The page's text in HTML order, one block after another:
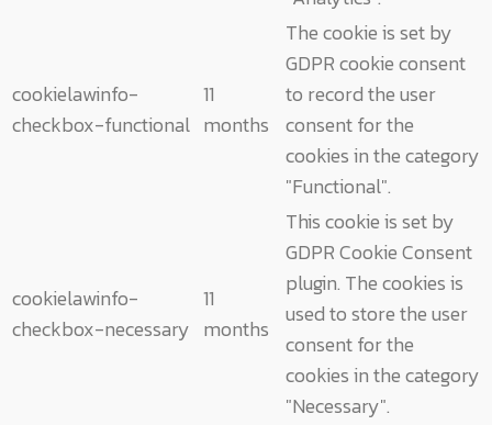
cookielawinfo-
checkbox-functional
11
months
The cookie is set by
GDPR cookie consent
to record the user
consent for the
cookies in the category
"Functional".
cookielawinfo-
checkbox-necessary
11
months
This cookie is set by
GDPR Cookie Consent
plugin. The cookies is
used to store the user
consent for the
cookies in the category
"Necessary".